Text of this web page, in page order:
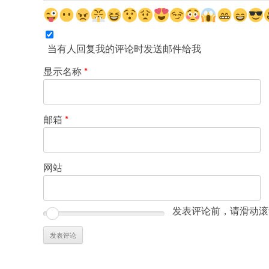
当有人回复我的评论时发送邮件给我
显示名称*
邮箱 *
网站
发表评论前，请滑动